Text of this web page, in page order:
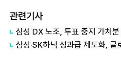
관련기사
삼성 DX 노조, 투표 중지 가처